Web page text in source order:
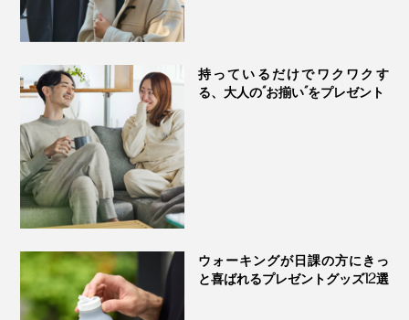
衿ぐりから肩にかけてタコバインダーという補強を施
けで負担がかかる部分の強度もアップ。ニューモデルの
本品は、洗濯をくり返しても長く着用できるよう、衿ぐ
りの縫製にもヨレが出にくい工夫を凝らしました。
持っているだけでワクワクす
る、大人の“お揃い”をプレゼント
ウォーキングが日課の方にきっ
と喜ばれるプレゼントグッズ12選